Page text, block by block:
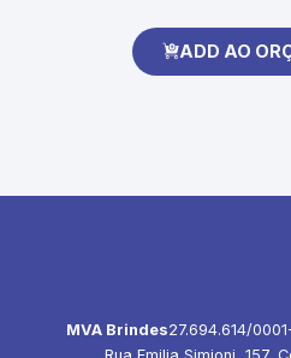
ADD AO
MVA Brindes27.694.614/